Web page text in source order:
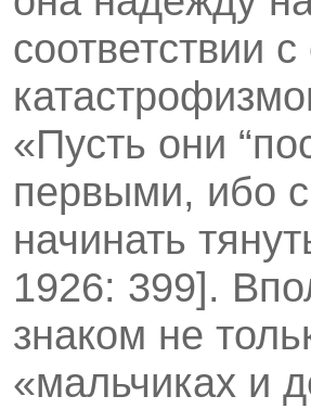
соответствии
«Пусть они
первыми, ибо
начинать
1926: 399].
знаком не
«мальчиках и